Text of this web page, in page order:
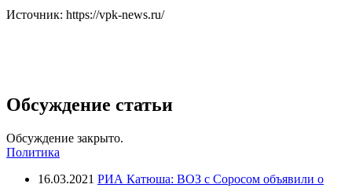
Источник: https://vpk-news.ru/
Обсуждение статьи
Обсуждение закрыто.
Политика
16.03.2021 РИА Катюша: ВОЗ с Соросом объявили о